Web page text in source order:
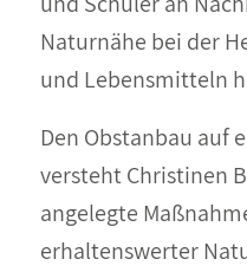
Naturnähe bei der
und Lebensmitteln
Den Obstanbau auf
versteht Christinen
angelegte
erhaltenswerter